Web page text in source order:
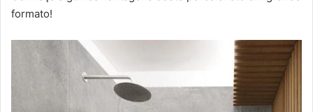
formato!